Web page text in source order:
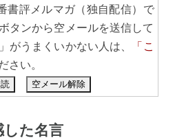
書評メルマガ（独自配信）で
タンから空メールを送信して
がうまくいかない人は、
「こ
さい。
空メール解除
した名言